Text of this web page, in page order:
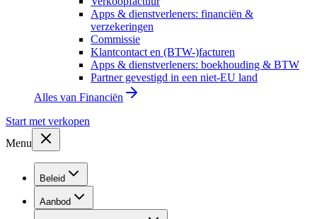
Apps & dienstverleners: financiën &
verzekeringen
Commissie
Klantcontact en (BTW-)facturen
Apps & dienstverleners: boekhouding & BTW
Partner gevestigd in een niet-EU land
Alles van Financiën
Start met verkopen
Menu
Beleid
Aanbod